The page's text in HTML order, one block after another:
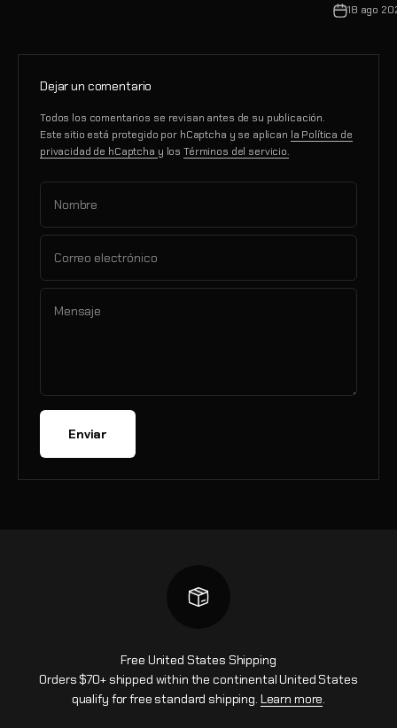
18 ago
Dejar un comentario
Todos los comentarios se revisan antes de su publicación.
Este sitio está protegido por hCaptcha y se aplican la Política de
privacidad de hCaptcha y los Términos del servicio.
Nombre
Correo electrónico
Mensaje
Enviar
Free United States Shipping
Orders $70+ shipped within the continental United States
qualify for free standard shipping. Learn more.